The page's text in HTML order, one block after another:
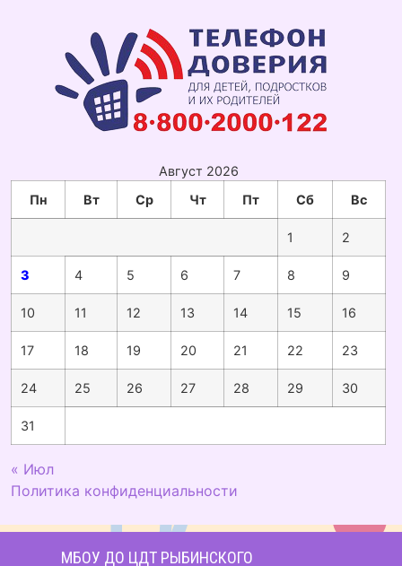
Август 2026
Пн
Вт Ср Чт Пт Сб Вс
1 2
3 4 5 6 7 8 9
10 11 12 13 14 15 16
17 18 19 20 21 22 23
24 25 26 27 28 29 30
31
« Июл
Политика конфиденциальности
МБОУ ДО ЦДТ РЫБИНСКОГО